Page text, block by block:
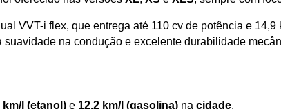
VVT-i flex, que entrega até 110 cv de potência e
na condução e excelente durabilidade
km/l (etanol) e 12,2 km/l (gasolina) na cidade.